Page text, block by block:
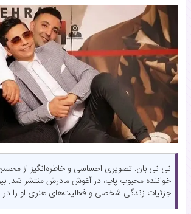
نی نی بان: تصویری احساسی و خاطره‌انگیز از محسن
خواننده محبوب پاپ، در آغوش مادرش منتشر شد.
جزئیات زندگی شخصی و فعالیت‌های هنری او را در